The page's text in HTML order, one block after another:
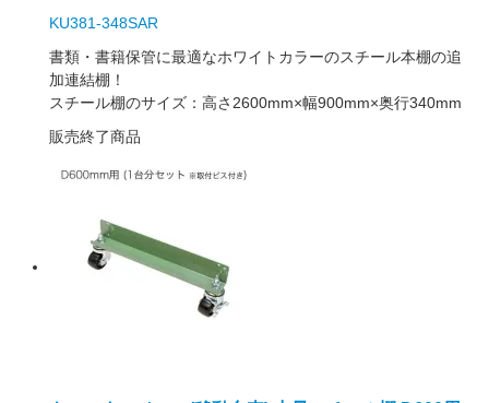
KU381-348SAR
書類・書籍保管に最適なホワイトカラーのスチール本棚の追
加連結棚！
スチール棚のサイズ：高さ2600mm×幅900mm×奥行340mm
販売終了商品